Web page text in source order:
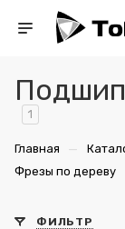
1
Главная —
Фрезы по дереву
ФИЛЬТР